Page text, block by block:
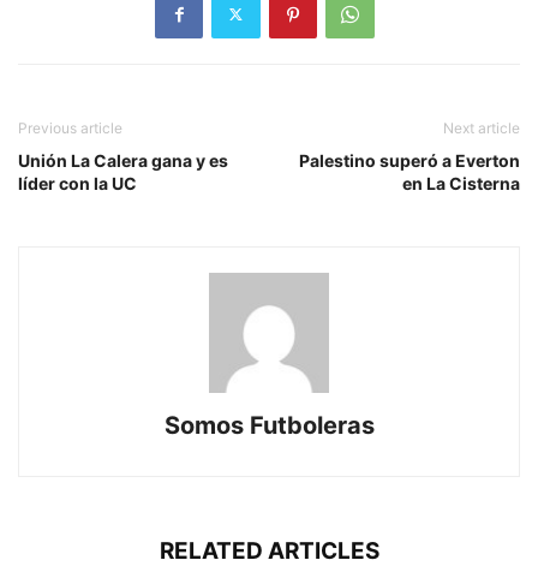
Previous article
Unión La Calera gana y es
líder con la UC
Next article
Palestino superó a Everton
en La Cisterna
Somos Futboleras
RELATED ARTICLES